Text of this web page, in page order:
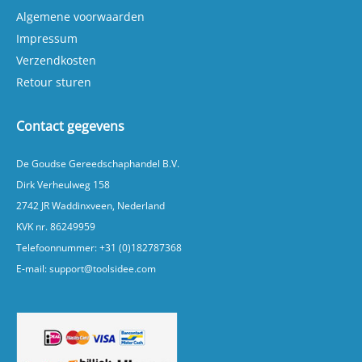
voor het efficiënt samenstellen van een
Algemene voorwaarden
Impressum
Verzendkosten
Retour sturen
Contact gegevens
De Goudse Gereedschaphandel B.V.
Dirk Verheulweg 158
2742 JR Waddinxveen, Nederland
KVK nr. 86249959
Telefoonnummer:+31 (0)182787368
E-mail:support@toolsidee.com